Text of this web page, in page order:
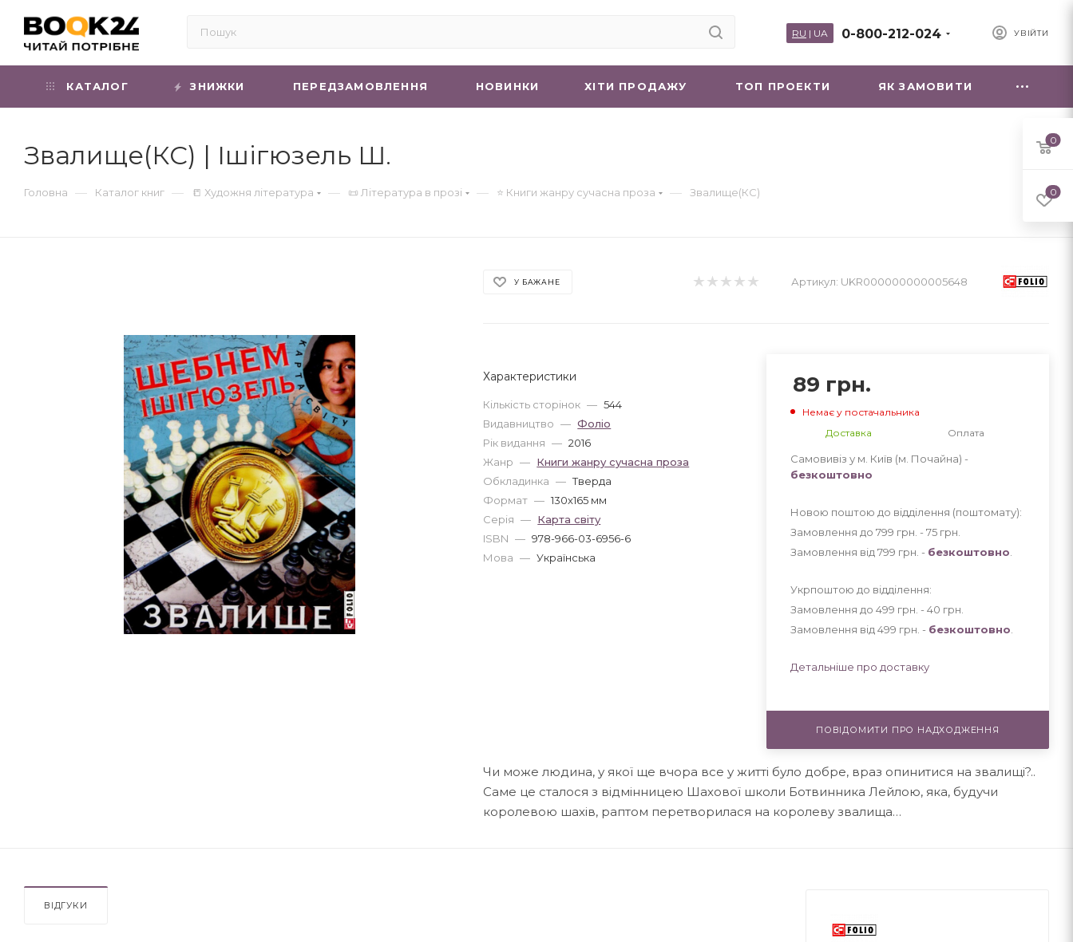
УВІЙТИ
0-800-212-024
RU | UA
КАТАЛОГ ЗНИЖКИ ПЕРЕДЗАМОВЛЕННЯ НОВИНКИ ХIТИ ПРОДАЖУ ТОП ПРОЕКТИ ЯК ЗАМОВИТИ
Звалище(КС) | Ішігюзель Ш.
Головна — Каталог книг — 📒 Художня література — 📜 Література в прозі — ⭐ Книги жанру сучасна проза — Звалище(КС)
У БАЖАНЕ Артикул: UKR000000000005648
Характеристики
Кількість сторінок — 544
Видавництво — Фоліо
Рік видання — 2016
Жанр — Книги жанру сучасна проза
Обкладинка — Тверда
Формат — 130x165 мм
Серія — Карта свiту
ISBN — 978-966-03-6956-6
Мова — Українська
89 грн.
Немає у постачальника
Доставка
Оплата
Самовивіз у м. Київ (м. Почайна) -
безкоштовно
Новою поштою до відділення (поштомату):
Замовлення до 799 грн. - 75 грн
Замовлення від 799 грн. - безкоштовно
Укрпоштою до відділення:
Замовлення до 499 грн. - 40 грн
Замовлення від 499 грн. - безкоштовно
Детальніше про доставку
ПОВІДОМИТИ ПРО НАДХОДЖЕННЯ
Чи може людина, у якої ще вчора все у житті було добре, враз опинитися на звалищі?..
Саме це сталося з відмінницею Шахової школи Ботвинника Лейлою, яка, будучи
королевою шахів, раптом перетворилася на королеву звалища…
ВІДГУКИ
0
0